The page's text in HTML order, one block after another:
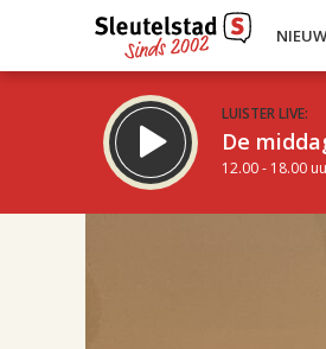
LUISTER LIVE:
De
12.00 - 18.00